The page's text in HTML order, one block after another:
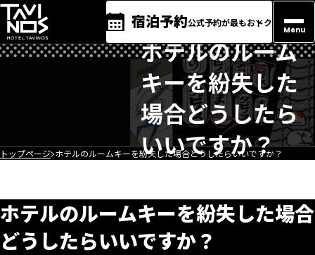
宿泊予約公式予約が最もおトク
Menu
ホテルのルーム
キーを紛失した
場合どうしたら
いいですか？
トップページ ホテルのルームキーを紛失した場合どうしたらいいですか？
ホテルのルームキーを紛失した場合
どうしたらいいですか？